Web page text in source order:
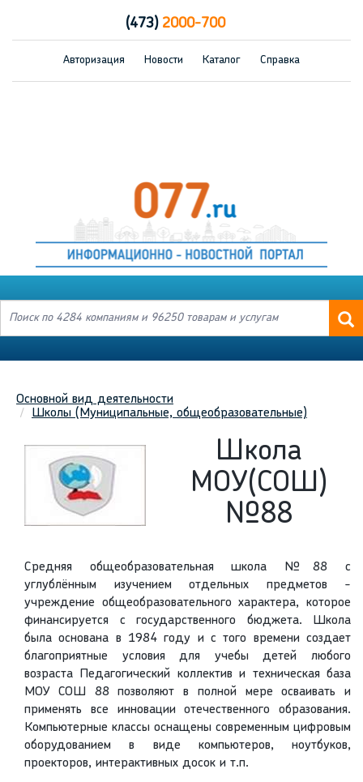
(473)2000-700
Авторизация Новости Каталог Справка
Основной вид деятельности
Школы (Муниципальные, общеобразовательные)
Школа
МОУ(СОШ)
№88
Средняя общеобразовательная школа №88 с
углублённым изучением отдельных предметов -
учреждение общеобразовательного характера, которое
финансируется с государственного бюджета. Школа
была основана в 1984 году и с того времени создает
благоприятные условия для учебы детей любого
возраста Педагогический коллектив и техническая база
МОУ СОШ 88 позволяют в полной мере осваивать и
применять все инновации отечественного образования.
Компьютерные классы оснащены современным цифровым
оборудованием в виде компьютеров, ноутбуков,
проекторов, интерактивных досок и т.п.